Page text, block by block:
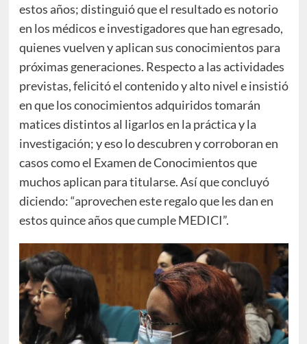
estos años; distinguió que el resultado es notorio
en los médicos e investigadores que han egresado,
quienes vuelven y aplican sus conocimientos para
próximas generaciones. Respecto a las actividades
previstas, felicitó el contenido y alto nivel e insistió
en que los conocimientos adquiridos tomarán
matices distintos al ligarlos en la práctica y la
investigación; y eso lo descubren y corroboran en
casos como el Examen de Conocimientos que
muchos aplican para titularse. Así que concluyó
diciendo: “aprovechen este regalo que les dan en
estos quince años que cumple MEDICI”.